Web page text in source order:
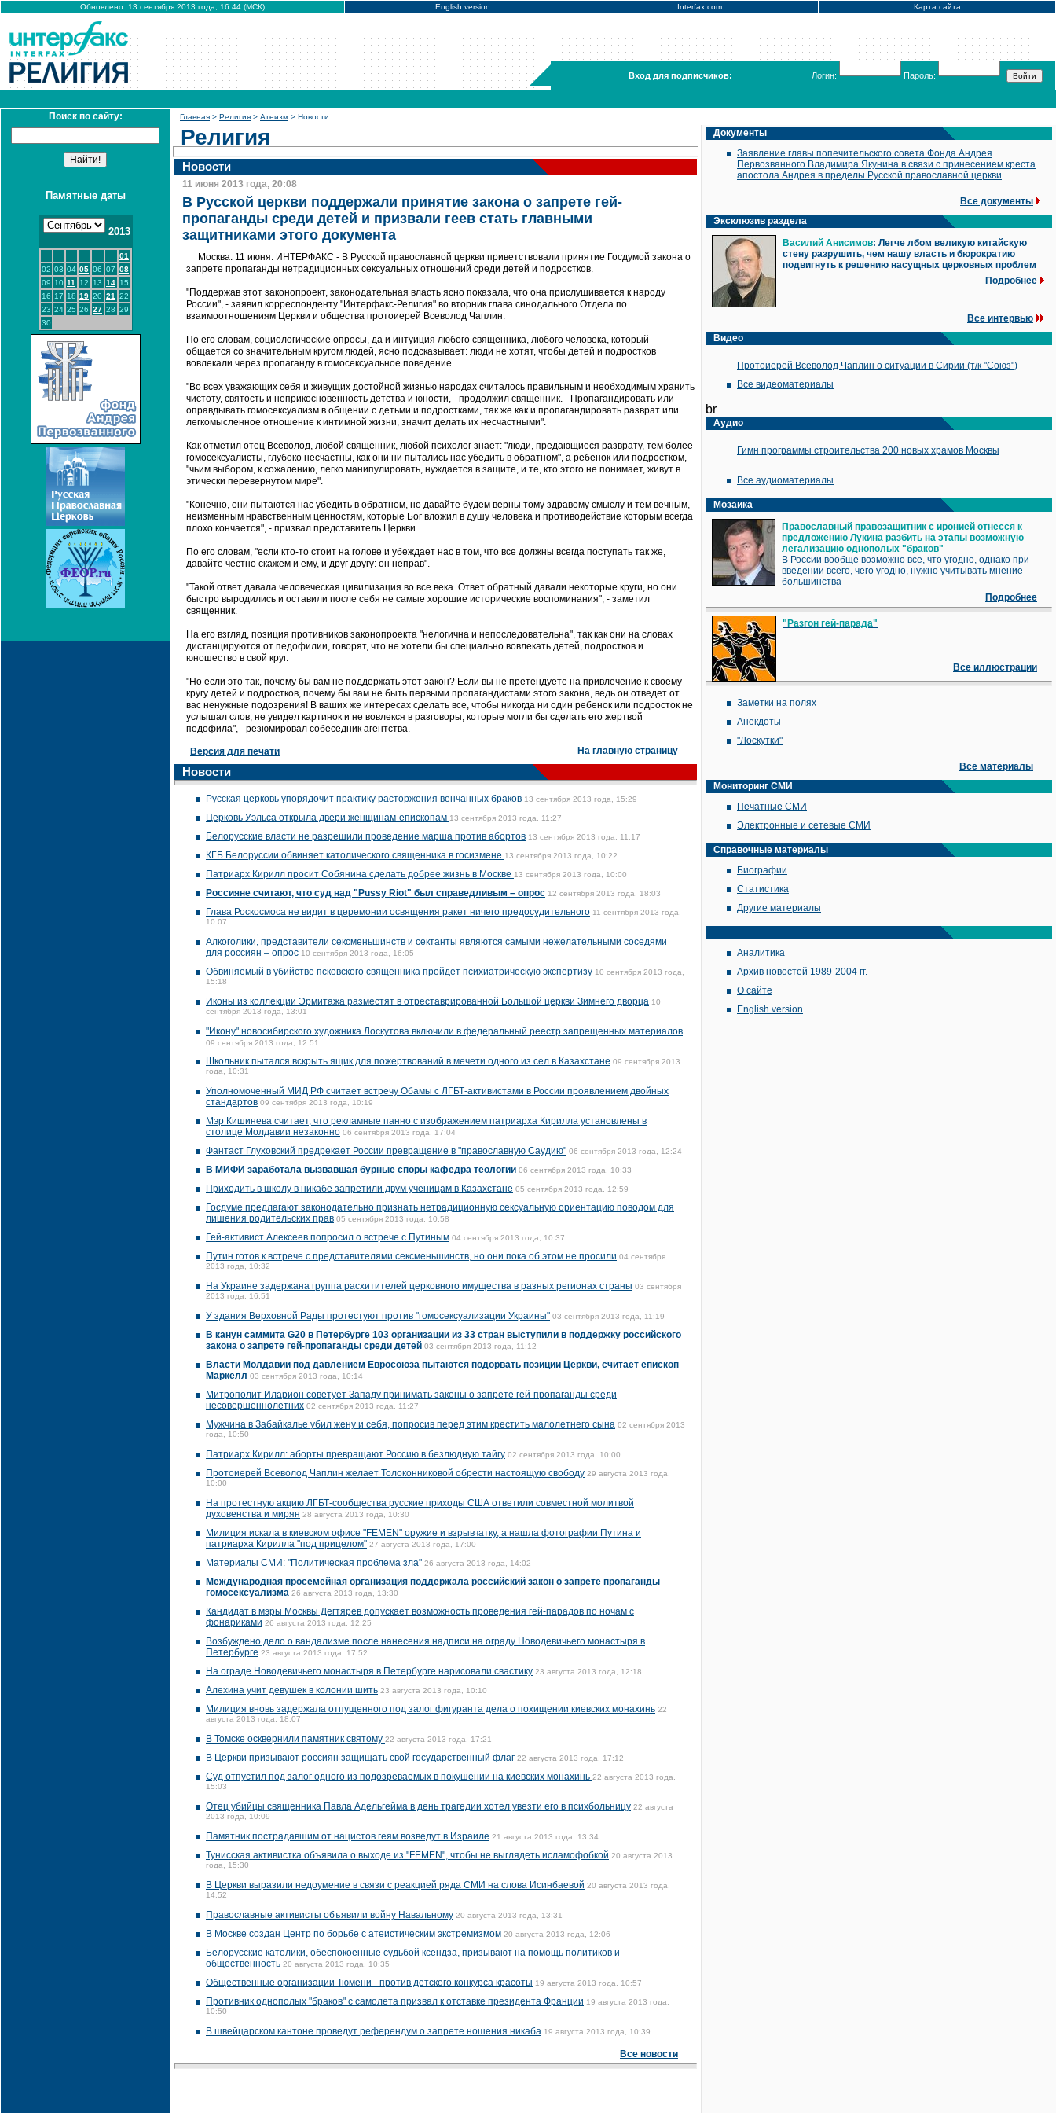
Обновлено: 13 сентября 2013 года, 16:44 (МСК) English version Interfax.com Карта сайта
Вход для подписчиков: Логин: Пароль:
Поиск по сайту:
Памятные даты
2013
01
02 03 04 05 06 07 08
09 10 11 12 13 14 15
16 17 18 19 20 21
22
23 24 25 26 27 28 29
30
Главная > Религия > Атеизм > Новости
Религия
Новости
11 июня 2013 года, 20:08
В Русской церкви поддержали принятие закона о запрете гей-
пропаганды среди детей и призвали геев стать главными
защитниками этого документа
Москва. 11 июня. ИНТЕРФАКС - В Русской православной церкви приветствовали принятие Госдумой закона о
запрете пропаганды нетрадиционных сексуальных отношений среди детей и подростков.
"Поддержав этот законопроект, законодательная власть ясно показала, что она прислушивается к народу
России", - заявил корреспонденту "Интерфакс-Религия" во вторник глава синодального Отдела по
взаимоотношениям Церкви и общества протоиерей Всеволод Чаплин.
По его словам, социологические опросы, да и интуиция любого священника, любого человека, который
общается со значительным кругом людей, ясно подсказывает: люди не хотят, чтобы детей и подростков
вовлекали через пропаганду в гомосексуальное поведение.
"Во всех уважающих себя и живущих достойной жизнью народах считалось правильным и необходимым хранить
чистоту, святость и неприкосновенность детства и юности, - продолжил священник. - Пропагандировать или
оправдывать гомосексуализм в общении с детьми и подростками, так же как и пропагандировать разврат или
легкомысленное отношение к интимной жизни, значит делать их несчастными".
Как отметил отец Всеволод, любой священник, любой психолог знает: "люди, предающиеся разврату, тем более
гомосексуалисты, глубоко несчастны, как они ни пытались нас убедить в обратном", а ребенок или подростком,
"чьим выбором, к сожалению, легко манипулировать, нуждается в защите, и те, кто этого не понимает, живут в
этически перевернутом мире".
"Конечно, они пытаются нас убедить в обратном, но давайте будем верны тому здравому смыслу и тем вечным,
неизменным нравственным ценностям, которые Бог вложил в душу человека и противодействие которым всегда
плохо кончается", - призвал представитель Церкви.
По его словам, "если кто-то стоит на голове и убеждает нас в том, что все должны всегда поступать так же,
давайте честно скажем и ему, и друг другу: он неправ".
"Такой ответ давала человеческая цивилизация во все века. Ответ обратный давали некоторые круги, но они
быстро выродились и оставили после себя не самые хорошие исторические воспоминания", - заметил
священник.
На его взгляд, позиция противников законопроекта "нелогична и непоследовательна", так как они на словах
дистанцируются от педофилии, говорят, что не хотели бы специально вовлекать детей, подростков и
юношество в свой круг.
"Но если это так, почему бы вам не поддержать этот закон? Если вы не претендуете на привлечение к своему
кругу детей и подростков, почему бы вам не быть первыми пропагандистами этого закона, ведь он отведет от
вас ненужные подозрения! В ваших же интересах сделать все, чтобы никогда ни один ребенок или подросток не
услышал слов, не увидел картинок и не вовлекся в разговоры, которые могли бы сделать его жертвой
педофила", - резюмировал собеседник агентства.
Версия для печати На главную страницу
Новости
Русская церковь упорядочит практику расторжения венчанных браков 13 сентября 2013 года, 15:29
Церковь Уэльса открыла двери женщинам-епископам 13 сентября 2013 года, 11:27
Белорусские власти не разрешили проведение марша против абортов 13 сентября 2013 года, 11:17
КГБ Белоруссии обвиняет католического священника в госизмене 13 сентября 2013 года, 10:22
Патриарх Кирилл просит Собянина сделать добрее жизнь в Москве 13 сентября 2013 года, 10:00
Россияне считают, что суд над "Pussy Riot" был справедливым – опрос 12 сентября 2013 года, 18:03
Глава Роскосмоса не видит в церемонии освящения ракет ничего предосудительного 11 сентября 2013 года,
10:07
Алкоголики, представители сексменьшинств и сектанты являются самыми нежелательными соседями
для россиян – опрос 10 сентября 2013 года, 16:05
Обвиняемый в убийстве псковского священника пройдет психиатрическую экспертизу 10 сентября 2013 года,
15:18
Иконы из коллекции Эрмитажа разместят в отреставрированной Большой церкви Зимнего дворца 10
сентября 2013 года, 13:01
"Икону" новосибирского художника Лоскутова включили в федеральный реестр запрещенных материалов
09 сентября 2013 года, 12:51
Школьник пытался вскрыть ящик для пожертвований в мечети одного из сел в Казахстане 09 сентября 2013
года, 10:31
Уполномоченный МИД РФ считает встречу Обамы с ЛГБТ-активистами в России проявлением двойных
стандартов 09 сентября 2013 года, 10:19
Мэр Кишинева считает, что рекламные панно с изображением патриарха Кирилла установлены в
столице Молдавии незаконно 06 сентября 2013 года, 17:04
Фантаст Глуховский предрекает России превращение в "православную Саудию" 06 сентября 2013 года, 12:24
В МИФИ заработала вызвавшая бурные споры кафедра теологии 06 сентября 2013 года, 10:33
Приходить в школу в никабе запретили двум ученицам в Казахстане 05 сентября 2013 года, 12:59
Госдуме предлагают законодательно признать нетрадиционную сексуальную ориентацию поводом для
лишения родительских прав 05 сентября 2013 года, 10:58
Гей-активист Алексеев попросил о встрече с Путиным 04 сентября 2013 года, 10:37
Путин готов к встрече с представителями сексменьшинств, но они пока об этом не просили 04 сентября
2013 года, 10:32
На Украине задержана группа расхитителей церковного имущества в разных регионах страны 03 сентября
2013 года, 16:51
У здания Верховной Рады протестуют против "гомосексуализации Украины" 03 сентября 2013 года, 11:19
В канун саммита G20 в Петербурге 103 организации из 33 стран выступили в поддержку российского
закона о запрете гей-пропаганды среди детей 03 сентября 2013 года, 11:12
Власти Молдавии под давлением Евросоюза пытаются подорвать позиции Церкви, считает епископ
Маркелл 03 сентября 2013 года, 10:14
Митрополит Иларион советует Западу принимать законы о запрете гей-пропаганды среди
несовершеннолетних 02 сентября 2013 года, 11:27
Мужчина в Забайкалье убил жену и себя, попросив перед этим крестить малолетнего сына 02 сентября 2013
года, 10:50
Патриарх Кирилл: аборты превращают Россию в безлюдную тайгу 02 сентября 2013 года, 10:00
Протоиерей Всеволод Чаплин желает Толоконниковой обрести настоящую свободу 29 августа 2013 года,
10:00
На протестную акцию ЛГБТ-сообщества русские приходы США ответили совместной молитвой
духовенства и мирян 28 августа 2013 года, 10:30
Милиция искала в киевском офисе "FEMEN" оружие и взрывчатку, а нашла фотографии Путина и
патриарха Кирилла "под прицелом" 27 августа 2013 года, 17:00
Материалы СМИ: "Политическая проблема зла" 26 августа 2013 года, 14:02
Международная просемейная организация поддержала российский закон о запрете пропаганды
гомосексуализма 26 августа 2013 года, 13:30
Кандидат в мэры Москвы Дегтярев допускает возможность проведения гей-парадов по ночам с
фонариками 26 августа 2013 года, 12:25
Возбуждено дело о вандализме после нанесения надписи на ограду Новодевичьего монастыря в
Петербурге 23 августа 2013 года, 17:52
На ограде Новодевичьего монастыря в Петербурге нарисовали свастику 23 августа 2013 года, 12:18
Алехина учит девушек в колонии шить 23 августа 2013 года, 10:10
Милиция вновь задержала отпущенного под залог фигуранта дела о похищении киевских монахинь 22
августа 2013 года, 18:07
В Томске осквернили памятник святому 22 августа 2013 года, 17:21
В Церкви призывают россиян защищать свой государственный флаг 22 августа 2013 года, 17:12
Суд отпустил под залог одного из подозреваемых в покушении на киевских монахинь 22 августа 2013 года,
15:03
Отец убийцы священника Павла Адельгейма в день трагедии хотел увезти его в психбольницу 22 августа
2013 года, 10:09
Памятник пострадавшим от нацистов геям возведут в Израиле 21 августа 2013 года, 13:34
Тунисская активистка объявила о выходе из "FEMEN", чтобы не выглядеть исламофобкой 20 августа 2013
года, 15:30
В Церкви выразили недоумение в связи с реакцией ряда СМИ на слова Исинбаевой 20 августа 2013 года,
14:52
Православные активисты объявили войну Навальному 20 августа 2013 года, 13:31
В Москве создан Центр по борьбе с атеистическим экстремизмом 20 августа 2013 года, 12:06
Белорусские католики, обеспокоенные судьбой ксендза, призывают на помощь политиков и
общественность 20 августа 2013 года, 10:35
Общественные организации Тюмени - против детского конкурса красоты 19 августа 2013 года, 10:57
Противник однополых "браков" с самолета призвал к отставке президента Франции 19 августа 2013 года,
10:50
В швейцарском кантоне проведут референдум о запрете ношения никаба 19 августа 2013 года, 10:39
Все новости
Документы
Заявление главы попечительского совета Фонда Андрея
Первозванного Владимира Якунина в связи с принесением креста
апостола Андрея в пределы Русской православной церкви
Все документы
Эксклюзив раздела
Василий Анисимов: Легче лбом великую китайскую
стену разрушить, чем нашу власть и бюрократию
подвигнуть к решению насущных церковных проблем
Подробнее
Все интервью
Видео
Протоиерей Всеволод Чаплин о ситуации в Сирии (т/к "Союз")
Все видеоматериалы
br
Аудио
Гимн программы строительства 200 новых храмов Москвы
Все аудиоматериалы
Мозаика
Православный правозащитник с иронией отнесся к
предложению Лукина разбить на этапы возможную
легализацию однополых "браков"
В России вообще возможно все, что угодно, однако при
введении всего, чего угодно, нужно учитывать мнение
большинства
Подробнее
"Разгон гей-парада"
Все иллюстрации
Заметки на полях
Анекдоты
"Лоскутки"
Все материалы
Мониторинг СМИ
Печатные СМИ
Электронные и сетевые СМИ
Справочные материалы
Биографии
Статистика
Другие материалы
Аналитика
Архив новостей 1989-2004 гг.
О сайте
English version